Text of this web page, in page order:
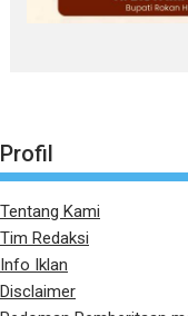
Profil
Tentang Kami
Tim Redaksi
Info Iklan
Disclaimer